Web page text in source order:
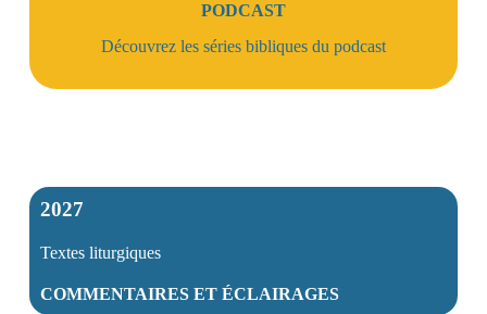
PODCAST
Découvrez les séries bibliques du podcast
2027
Textes liturgiques
COMMENTAIRES ET ÉCLAIRAGES